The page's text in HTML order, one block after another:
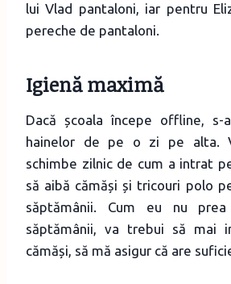
lui Vlad pantaloni, iar pentru
pereche de pantaloni.
Igienă maximă
Dacă școala începe offline,
hainelor de pe o zi pe alta.
schimbe zilnic de cum a intrat
să aibă cămăși și tricouri polo
săptămânii. Cum eu nu
săptămânii, va trebui să mai
cămăși, să mă asigur că are